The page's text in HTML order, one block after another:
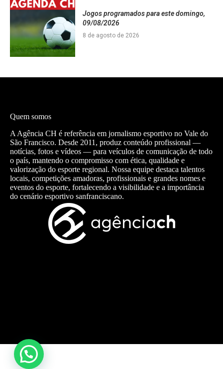
Jogos programados para este domingo,
09/08/2026
8 de agosto de 2026
Quem somos
A Agência CH é referência em jornalismo esportivo no Vale do
São Francisco. Desde 2011, produz conteúdo profissional —
notícias, fotos e vídeos — para veículos de comunicação de todo
o país, mantendo o compromisso com ética, qualidade e
valorização do esporte regional. Nossa equipe destaca talentos
locais, competições amadoras, profissionais e grandes nomes e
eventos do esporte, fortalecendo a visibilidade e a importância
do cenário esportivo sanfranciscano.